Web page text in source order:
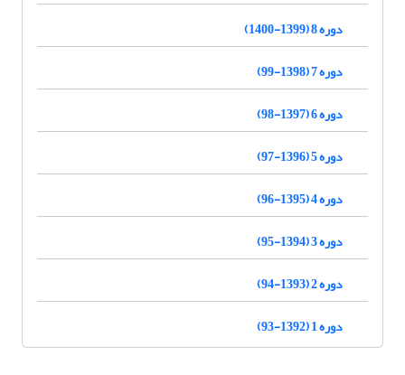
دوره 8 (1399-1400)
دوره 7 (1398-99)
دوره 6 (1397-98)
دوره 5 (1396-97)
دوره 4 (1395-96)
دوره 3 (1394-95)
دوره 2 (1393-94)
دوره 1 (1392-93)